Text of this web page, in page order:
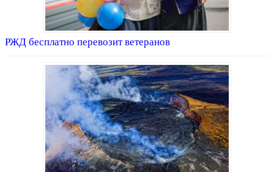
РЖД бесплатно перевозит ветеранов